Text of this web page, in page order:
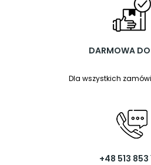
DARMOWA
Dla wszystkich
+48 513 853